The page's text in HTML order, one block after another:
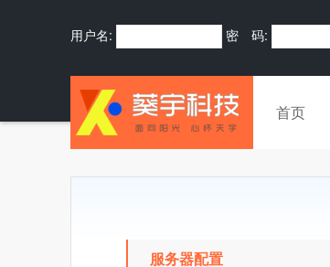
用户名: 密 码:
首页
服务器配置